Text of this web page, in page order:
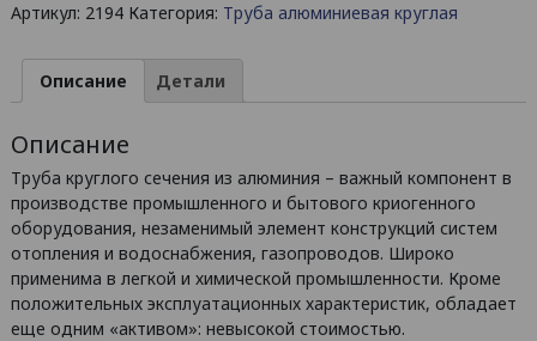
алюминиевая
80х5
Артикул: 2194 Категория: Труба алюминиевая круглая
Описание Детали
Описание
Труба круглого сечения из алюминия – важный компонент в
производстве промышленного и бытового криогенного
оборудования, незаменимый элемент конструкций систем
отопления и водоснабжения, газопроводов. Широко
применима в легкой и химической промышленности. Кроме
положительных эксплуатационных характеристик, обладает
еще одним «активом»: невысокой стоимостью.